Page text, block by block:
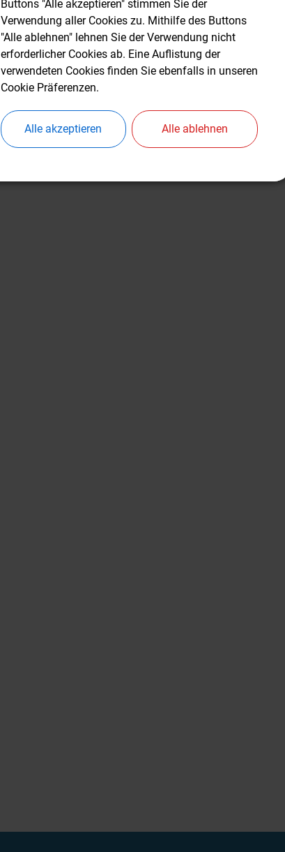
Buttons "Alle akzeptieren" stimmen Sie der
Verwendung aller Cookies zu. Mithilfe des Buttons
"Alle ablehnen" lehnen Sie der Verwendung nicht
erforderlicher Cookies ab. Eine Auflistung der
verwendeten Cookies finden Sie ebenfalls in unseren
Cookie Präferenzen.
Alle akzeptieren Alle ablehnen
Buttons "Alle akzeptieren" stimmen Sie der
Verwendung aller Cookies zu. Mithilfe des Buttons
"Alle ablehnen" lehnen Sie der Verwendung nicht
erforderlicher Cookies ab. Eine Auflistung der
verwendeten Cookies finden Sie ebenfalls in unseren
Cookie Präferenzen.
Alle akzeptieren Alle ablehnen